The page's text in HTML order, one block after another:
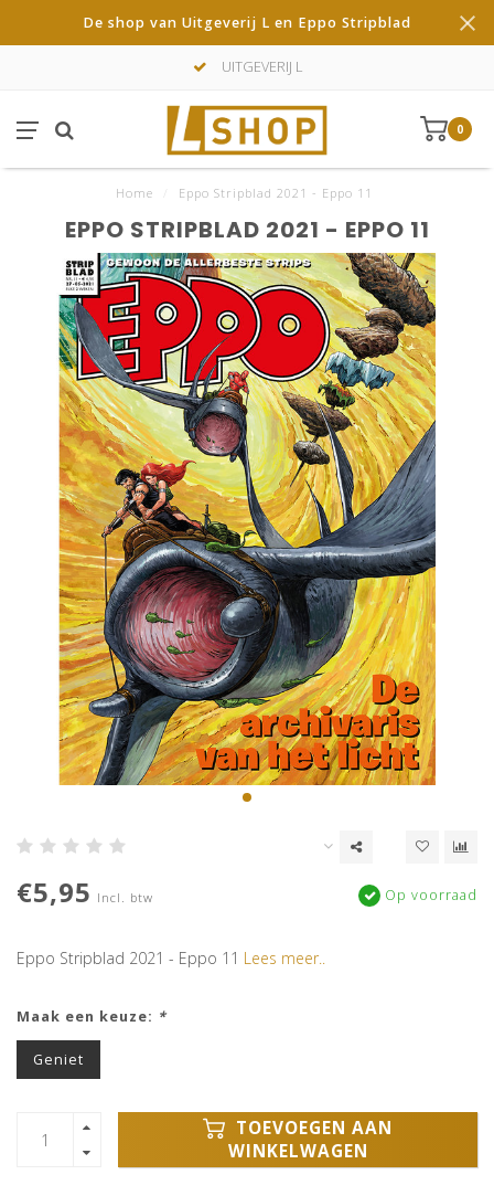
De shop van Uitgeverij L en Eppo Stripblad
UITGEVERIJ L
0
Home Eppo Stripblad 2021 - Eppo 11
EPPO STRIPBLAD 2021 - EPPO 11
€5,95 Incl. btw Op voorraad
Eppo Stripblad 2021 - Eppo 11 Lees meer..
Maak een keuze: *
Geniet
TOEVOEGEN AAN
WINKELWAGEN